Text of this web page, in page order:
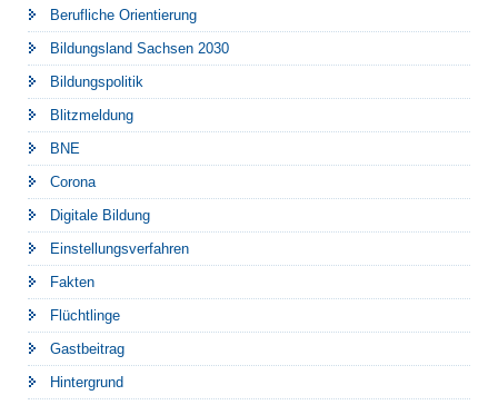
Berufliche Orientierung
Bildungsland Sachsen 2030
Bildungspolitik
Blitzmeldung
BNE
Corona
Digitale Bildung
Einstellungsverfahren
Fakten
Flüchtlinge
Gastbeitrag
Hintergrund